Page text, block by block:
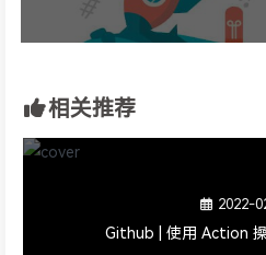
相关推荐
2022-
Github | 使用 Action